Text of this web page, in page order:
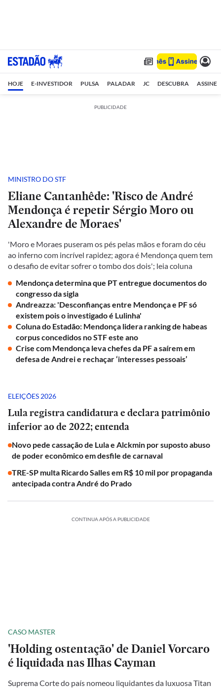
HOJE E-INVESTIDOR PULSA PALADAR JC DESCUBRA ASSINE
PUBLICIDADE
MINISTRO DO STF
Eliane Cantanhêde: 'Risco de André
Mendonça é repetir Sérgio Moro ou
Alexandre de Moraes'
'Moro e Moraes puseram os pés pelas mãos e foram do céu
ao inferno com incrível rapidez; agora é Mendonça quem tem
o desafio de evitar sofrer o tombo dos dois'; leia coluna
Mendonça determina que PT entregue documentos do
congresso da sigla
Andreazza: 'Desconfianças entre Mendonça e PF só
existem pois o investigado é Lulinha'
Coluna do Estadão: Mendonça lidera ranking de habeas
corpus concedidos no STF este ano
Crise com Mendonça leva chefes da PF a saírem em
defesa de Andrei e rechaçar ‘interesses pessoais’
ELEIÇÕES 2026
Lula registra candidatura e declara patrimônio
inferior ao de 2022; entenda
Novo pede cassação de Lula e Alckmin por suposto abuso
de poder econômico em desfile de carnaval
TRE-SP multa Ricardo Salles em R$ 10 mil por propaganda
antecipada contra André do Prado
CONTINUA APÓS A PUBLICIDADE
CASO MASTER
'Holding ostentação' de Daniel Vorcaro
é liquidada nas Ilhas Cayman
Suprema Corte do país nomeou liquidantes da luxuosa Titan